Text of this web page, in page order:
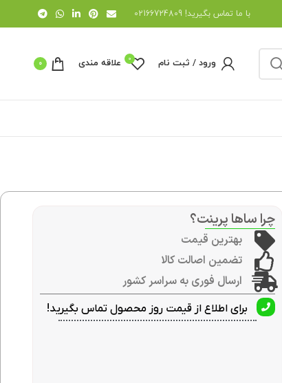
با ما تماس بگیرید! 02166724809
ورود / ثبت نام 0 علاقه مندی 0
چرا ساها پرینت؟
بهترین قیمت
تضمین اصالت کالا
ارسال فوری به سراسر کشور
برای اطلاع از قیمت روز محصول تماس بگیرید!